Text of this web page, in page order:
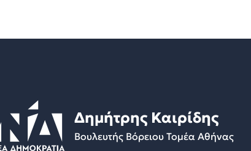
Δημήτρης Καιρίδης
Βουλευτής Βόρειου Τομέα Αθήνας